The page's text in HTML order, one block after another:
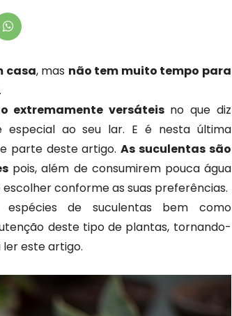
casa, mas não tem muito tempo para
extremamente versáteisno que diz
especial ao seu lar. E é nesta última
parte deste artigo.As suculentas são
pois, além de consumirem pouca água
conforme as suas preferências.
de suculentas bem como
deste tipo de plantas, tornando-
ler este artigo.